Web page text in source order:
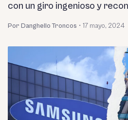
con un giro ingenioso y
Por Danghello Troncos • 17 mayo, 2024